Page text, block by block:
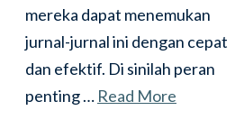
mereka dapat menemukan
jurnal-jurnal ini dengan cepat
dan efektif. Di sinilah peran
penting … Read More